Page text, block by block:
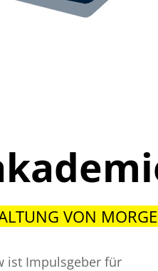
VON
ist Impulsgeber für